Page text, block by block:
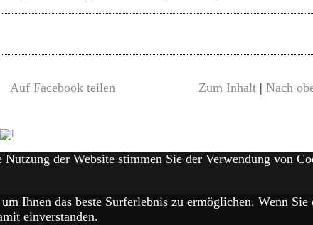
Auf Facebook teilen Zum Inhalt | Nach
der Website stimmen Sie der Verwendung von
Ihnen das beste Surferlebnis zu ermöglichen. Wenn
einverstanden.